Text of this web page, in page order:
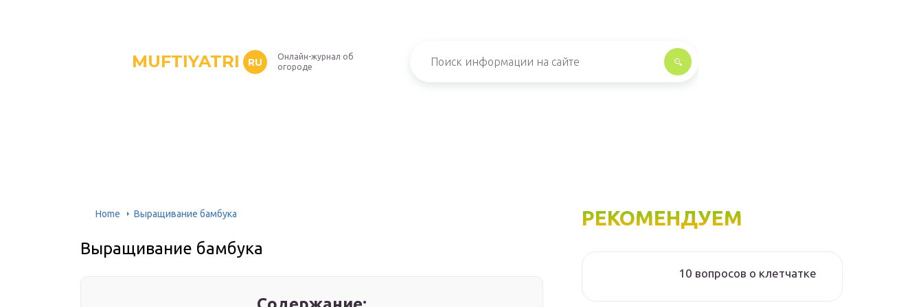
MUFTIYATRI RU
Онлайн-журнал об
огороде
Home Выращивание бамбука
Выращивание бамбука
РЕКОМЕНДУЕМ
10 вопросов о клетчатке